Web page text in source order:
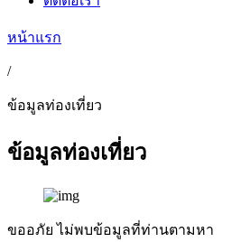
หน้าแรก
/
ข้อมูลท่องเที่ยว
ข้อมูลท่องเที่ยว
ขออภัย ไม่พบข้อมูลที่ท่านตามหา